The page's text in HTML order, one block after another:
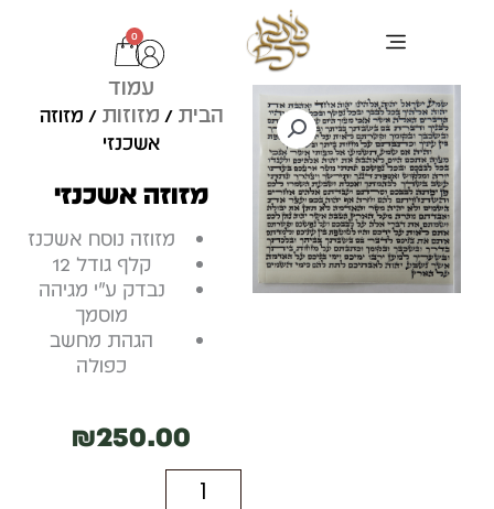
0
עגלת
קניות
עמוד
הבית / מזוזות / מזוזה
אשכנזי
מזוזה אשכנזי
מזוזה נוסח אשכנז
קלף גודל 12
נבדק ע"י מגיהה
מוסמך
הגהת מחשב
כפולה
₪250.00
כמות